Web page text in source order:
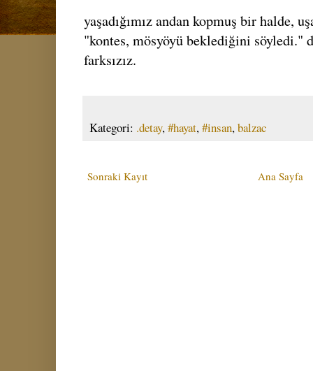
yaşadığımız andan kopmuş bir halde,
"kontes, mösyöyü beklediğini söyledi."
farksızız.
Kategori: .detay,#hayat,#insan,balzac
Sonraki Kayıt Ana Sayfa